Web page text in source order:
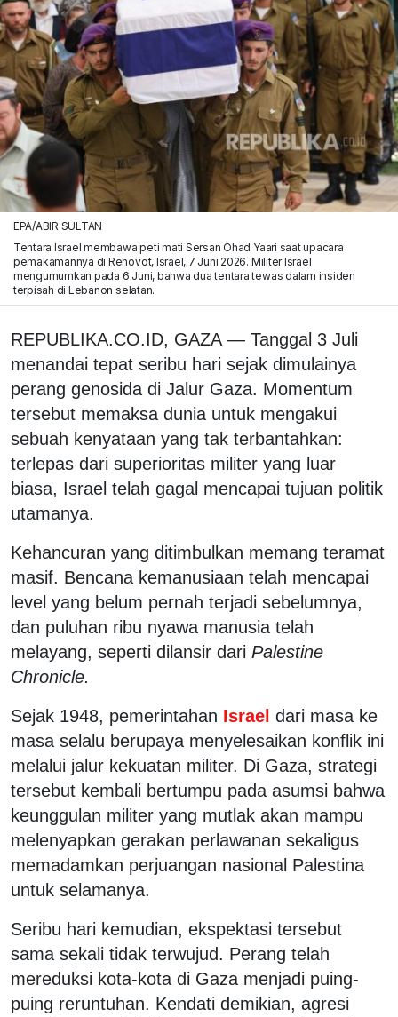
EPA/ABIR SULTAN
Tentara Israel membawa peti mati Sersan Ohad Yaari saat upacara
pemakamannya di Rehovot, Israel, 7 Juni 2026. Militer Israel
mengumumkan pada 6 Juni, bahwa dua tentara tewas dalam insiden
terpisah di Lebanon selatan.
REPUBLIKA.CO.ID, GAZA — Tanggal 3 Juli
menandai tepat seribu hari sejak dimulainya
perang genosida di Jalur Gaza. Momentum
tersebut memaksa dunia untuk mengakui
sebuah kenyataan yang tak terbantahkan:
terlepas dari superioritas militer yang luar
biasa, Israel telah gagal mencapai tujuan politik
utamanya.
Kehancuran yang ditimbulkan memang teramat
masif. Bencana kemanusiaan telah mencapai
level yang belum pernah terjadi sebelumnya,
dan puluhan ribu nyawa manusia telah
melayang, seperti dilansir dari Palestine
Chronicle.
Sejak 1948, pemerintahan Israel dari masa ke
masa selalu berupaya menyelesaikan konflik ini
melalui jalur kekuatan militer. Di Gaza, strategi
tersebut kembali bertumpu pada asumsi bahwa
keunggulan militer yang mutlak akan mampu
melenyapkan gerakan perlawanan sekaligus
memadamkan perjuangan nasional Palestina
untuk selamanya.
Seribu hari kemudian, ekspektasi tersebut
sama sekali tidak terwujud. Perang telah
mereduksi kota-kota di Gaza menjadi puing-
puing reruntuhan. Kendati demikian, agresi